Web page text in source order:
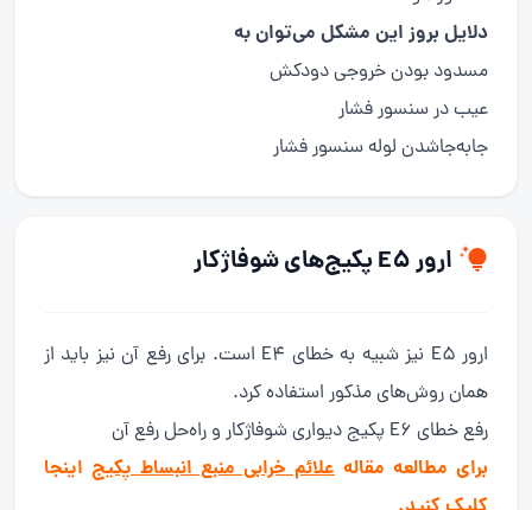
دلایل بروز این مشکل می‌توان به
مسدود بودن خروجی دودکش
عیب در سنسور فشار
جابه‌جاشدن لوله سنسور فشار
ارور E5 پکیج‌های شوفاژکار
ارور E5 نیز شبیه به خطای E4 است. برای رفع آن نیز باید از
همان روش‌های مذکور استفاده کرد.
رفع خطای E6 پکیج دیواری شوفاژکار و راه‌حل رفع آن
برای مطالعه مقاله علائم خرابی منبع انبساط پکیج اینجا